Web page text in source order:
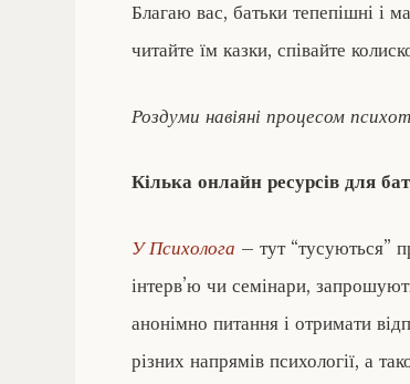
Благаю вас, батьки тепепішні і
читайте їм казки, співайте
Роздуми навіяні процесом
Кілька онлайн ресурсів для
У Психолога – тут “тусуються”
інтерв’ю чи семінари,
анонімно питання і отримати
різних напрямів психології, а